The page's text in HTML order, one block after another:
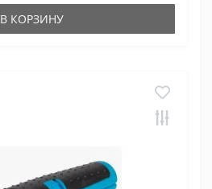
В КОРЗИНУ